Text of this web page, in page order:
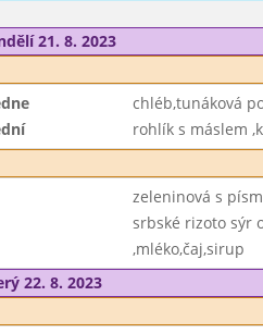
21. 8. 2023
chléb,tunáková
rohlík s máslem
zeleninová s
srbské rizoto sýr
,mléko,čaj,sirup
22. 8. 2023